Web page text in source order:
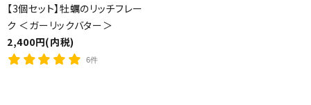
【3個セット】牡蠣のリッチフレー
ク ＜ガーリックバター＞
2,400円(内税)
6件